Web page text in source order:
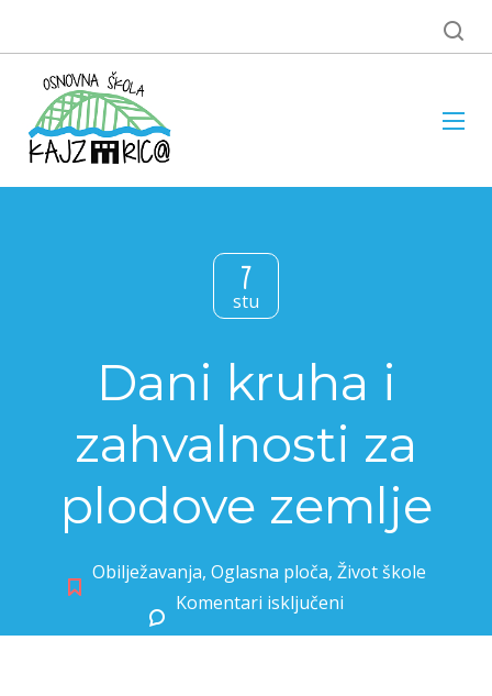
7
stu
Dani kruha i
zahvalnosti za
plodove zemlje
Obilježavanja, Oglasna ploča, Život škole
Komentari isključeni